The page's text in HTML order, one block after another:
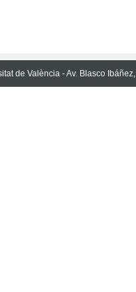
de València - Av. Blasco